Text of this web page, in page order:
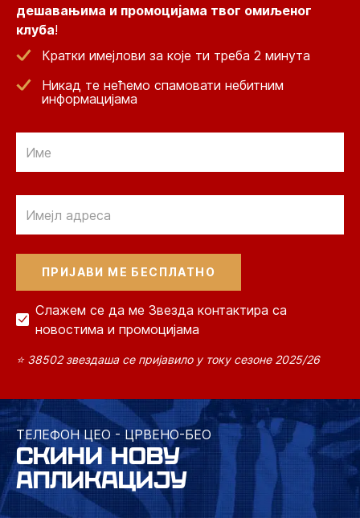
дешавањима и промоцијама твог омиљеног
клуба!
Кратки имејлови за које ти треба 2 минута
Никад те нећемо спамовати небитним
информацијама
Слажем се да ме Звезда контактира са
новостима и промоцијама
⭐ 38502 звездаша се пријавило у току сезоне 2025/26
ТЕЛЕФОН ЦЕО - ЦРВЕНО-БЕО
СКИНИ НОВУ
АПЛИКАЦИЈУ